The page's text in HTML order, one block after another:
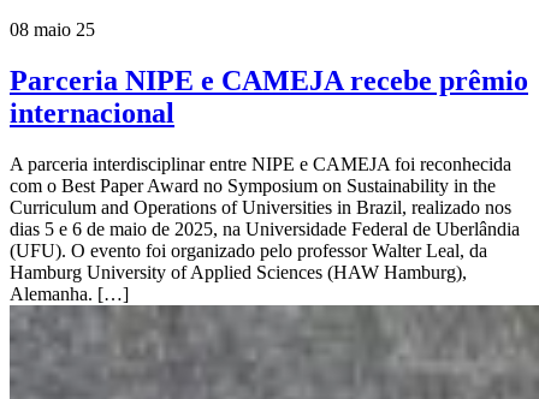
08 maio 25
Parceria NIPE e CAMEJA recebe prêmio
internacional
A parceria interdisciplinar entre NIPE e CAMEJA foi reconhecida
com o Best Paper Award no Symposium on Sustainability in the
Curriculum and Operations of Universities in Brazil, realizado nos
dias 5 e 6 de maio de 2025, na Universidade Federal de Uberlândia
(UFU). O evento foi organizado pelo professor Walter Leal, da
Hamburg University of Applied Sciences (HAW Hamburg),
Alemanha. […]